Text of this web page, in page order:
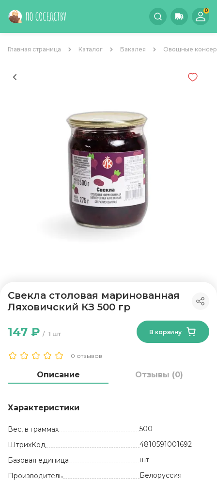
0
Главная страница Каталог Бакалея Овощные
Свекла столовая маринованная
Ляховичский КЗ 500 гр
0 отзывов
1 шт
147 ₽ В корзину
Описание Отзывы (0)
Характеристики
Вес, в граммах
500
ШтрихКод
4810591001692
Базовая единица
шт
Производитель
Белоруссия